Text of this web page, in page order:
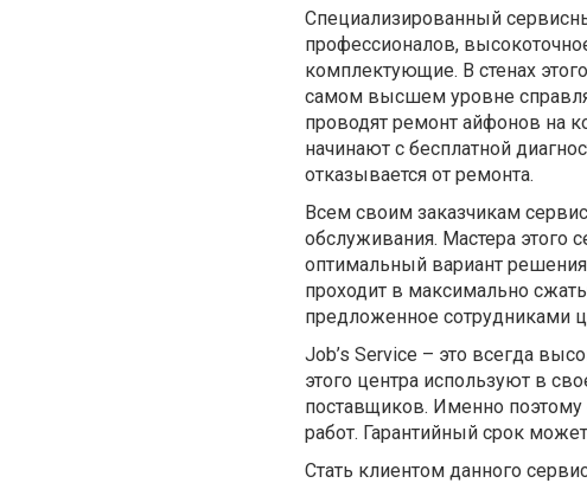
Специализированный
профессионалов,
комплектующие. В стенах
самом высшем уровне
проводят ремонт айфонов на
начинают с бесплатной
отказывается от ремонта.
Всем своим заказчикам
обслуживания. Мастера этого
оптимальный вариант
проходит в максимально
предложенное сотрудниками
Job’s Service – это всегда
этого центра используют в
поставщиков. Именно
работ. Гарантийный срок
Стать клиентом данного